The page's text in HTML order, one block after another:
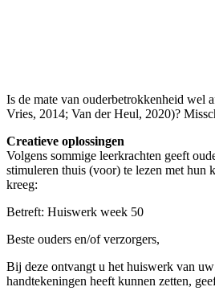
Is de mate van ouderbetrokkenheid wel
Vries, 2014; Van der Heul, 2020)?
Creatieve oplossingen
Volgens sommige leerkrachten geeft
stimuleren thuis (voor) te lezen met hun
kreeg:
Betreft: Huiswerk week 50
Beste ouders en/of verzorgers,
Bij deze ontvangt u het huiswerk van
handtekeningen heeft kunnen zetten,